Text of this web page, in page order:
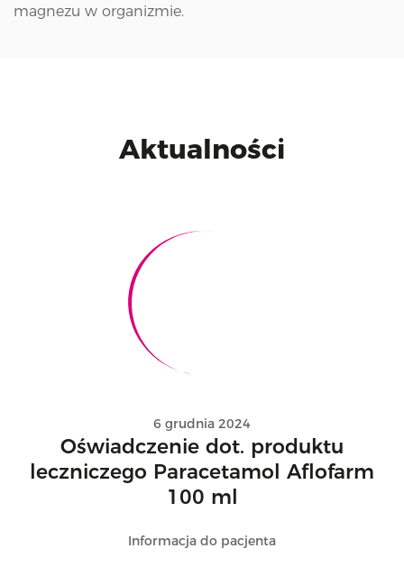
magnezu w organizmie.
Aktualności
6 grudnia 2024
Oświadczenie dot. produktu
leczniczego Paracetamol Aflofarm
100 ml
Informacja do pacjenta